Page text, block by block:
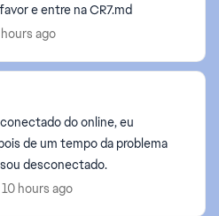
e entre na CR7.md
ago
do online, eu
de um tempo da problema
desconectado.
10 hours ago